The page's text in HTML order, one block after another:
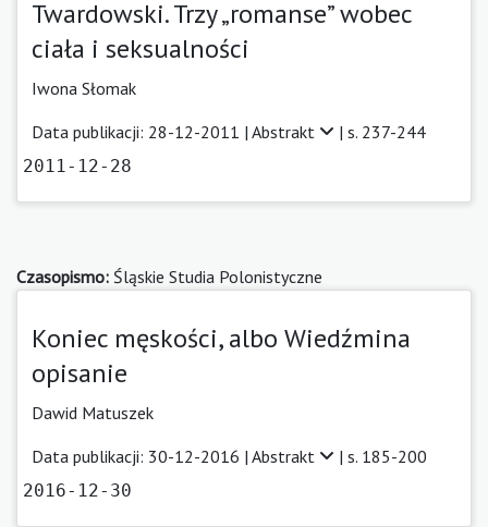
Twardowski. Trzy „romanse” wobec
ciała i seksualności
Iwona Słomak
Data publikacji: 28-12-2011 | Abstrakt | s. 237-244
2011-12-28
Czasopismo: Śląskie Studia Polonistyczne
Koniec męskości, albo Wiedźmina
opisanie
Dawid Matuszek
Data publikacji: 30-12-2016 | Abstrakt | s. 185-200
2016-12-30